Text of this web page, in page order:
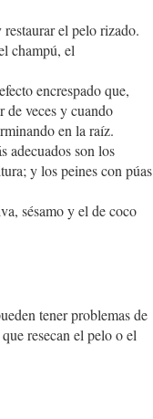
el pelo rizado.
champú, el
encrespado que,
de veces y cuando
en la raíz.
adecuados son los
y los peines con púas
sésamo y el de coco
tener problemas de
resecan el pelo o el